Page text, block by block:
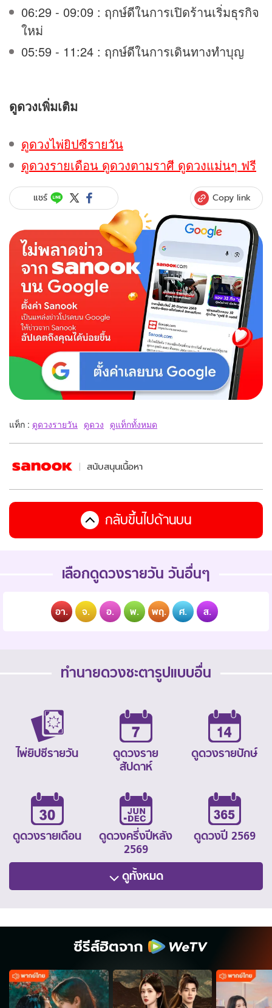
06:29 - 09:09 : ฤกษ์ดีในการเปิดร้านเริ่มธุรกิจ
ใหม่
05:59 - 11:24 : ฤกษ์ดีในการเดินทางทำบุญ
ดูดวงเพิ่มเติม
ดูดวงไพ่ยิปซีรายวัน
ดูดวงรายเดือน ดูดวงตามราศี ดูดวงแม่นๆ ฟรี
แชร์ Copy link
แท็ก : ดูดวงรายวัน ดูดวง ดูแท็กทั้งหมด
สนับสนุนเนื้อหา
กลับขึ้นไปด้านบน
เลือกดูดวงรายวัน วันอื่นๆ
อา. จ. อ. พ. พฤ. ศ. ส.
ทำนายดวงชะตารูปแบบอื่น
ไพ่ยิปซีรายวัน
ดูดวงราย
สัปดาห์
ดูดวงรายปักษ์
ดูดวงรายเดือน
ดูดวงครึ่งปีหลัง
2569
ดูดวงปี 2569
ดูทั้งหมด
ซีรีส์ฮิตจาก